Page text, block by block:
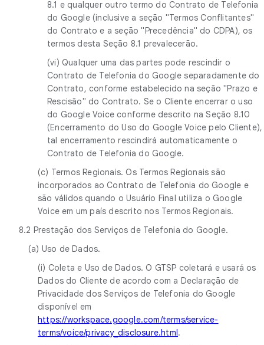
8.1 e qualquer outro termo do Contrato de Telefonia
do Google (inclusive a seção "Termos Conflitantes"
do Contrato e a seção "Precedência" do CDPA), os
termos desta Seção 8.1 prevalecerão.
(vi) Qualquer uma das partes pode rescindir o
Contrato de Telefonia do Google separadamente do
Contrato, conforme estabelecido na seção "Prazo e
Rescisão" do Contrato. Se o Cliente encerrar o uso
do Google Voice conforme descrito na Seção 8.10
(Encerramento do Uso do Google Voice pelo Cliente),
tal encerramento rescindirá automaticamente o
Contrato de Telefonia do Google.
(c) Termos Regionais. Os Termos Regionais são
incorporados ao Contrato de Telefonia do Google e
são válidos quando o Usuário Final utiliza o Google
Voice em um país descrito nos Termos Regionais.
8.2 Prestação dos Serviços de Telefonia do Google.
(a) Uso de Dados.
(i) Coleta e Uso de Dados. O GTSP coletará e usará os
Dados do Cliente de acordo com a Declaração de
Privacidade dos Serviços de Telefonia do Google
disponível em
https://workspace.google.com/terms/service-
terms/voice/privacy_disclosure.html.